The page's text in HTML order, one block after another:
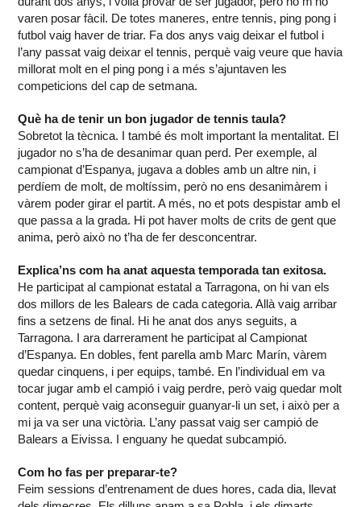
varen posar fàcil. De totes maneres, entre tennis, ping pong i
futbol vaig haver de triar. Fa dos anys vaig deixar el futbol i
l’any passat vaig deixar el tennis, perquè vaig veure que havia
millorat molt en el ping pong i a més s’ajuntaven les
competicions del cap de setmana.
Què ha de tenir un bon jugador de tennis taula?
Sobretot la tècnica. I també és molt important la mentalitat. El
jugador no s’ha de desanimar quan perd. Per exemple, al
campionat d’Espanya, jugava a dobles amb un altre nin, i
perdíem de molt, de moltíssim, però no ens desanimàrem i
vàrem poder girar el partit. A més, no et pots despistar amb el
que passa a la grada. Hi pot haver molts de crits de gent que
anima, però això no t’ha de fer desconcentrar.
Explica’ns com ha anat aquesta temporada tan exitosa.
He participat al campionat estatal a Tarragona, on hi van els
dos millors de les Balears de cada categoria. Allà vaig arribar
fins a setzens de final. Hi he anat dos anys seguits, a
Tarragona. I ara darrerament he participat al Campionat
d’Espanya. En dobles, fent parella amb Marc Marín, vàrem
quedar cinquens, i per equips, també. En l’individual em va
tocar jugar amb el campió i vaig perdre, però vaig quedar molt
content, perquè vaig aconseguir guanyar-li un set, i això per a
mi ja va ser una victòria. L’any passat vaig ser campió de
Balears a Eivissa. I enguany he quedat subcampió.
Com ho fas per preparar-te?
Feim sessions d’entrenament de dues hores, cada dia, llevat